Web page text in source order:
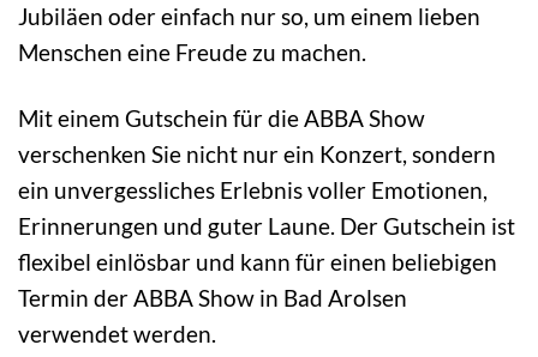
Jubiläen oder einfach nur so, um einem lieben
Menschen eine Freude zu machen.
Mit einem Gutschein für die ABBA Show
verschenken Sie nicht nur ein Konzert, sondern
ein unvergessliches Erlebnis voller Emotionen,
Erinnerungen und guter Laune. Der Gutschein ist
flexibel einlösbar und kann für einen beliebigen
Termin der ABBA Show in Bad Arolsen
verwendet werden.